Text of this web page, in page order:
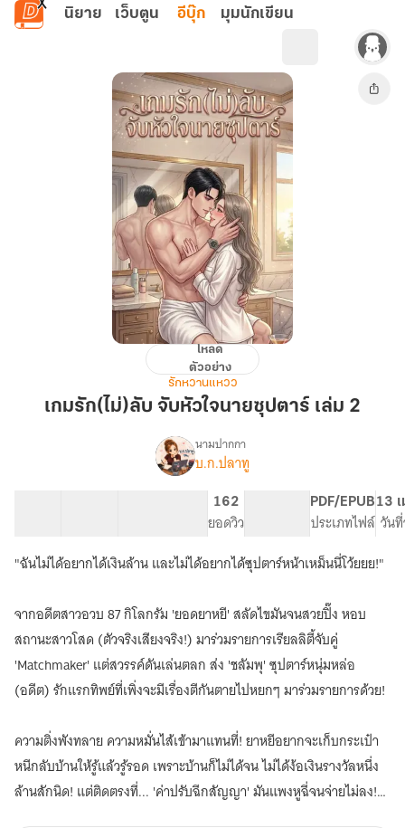
ข้ามไปยังเนื้อหาหลัก
นิยาย เว็บตูน อีบุ๊ก มุมนักเขียน
รัก(ไม่)ลับ
จับ
หัวใจ
โหลด
ตัวอย่าง
รักหวานแหวว
เกมรัก(ไม่)ลับ จับหัวใจนายซุปตาร์ เล่ม 2
เรื่อง
รัก(ไม่)ลับ
จับ
หัวใจ
นาย
ซุป
นามปากกา
บ.ก.ปลาทู
162
ยอดวิว
PDF/EPUB
ประเภทไฟล์
13
วัน
"ฉันไม่ได้อยากได้เงินล้าน และไม่ได้อยากได้ซุปตาร์หน้าเหม็นนี่โว้ยยย!"
จากอดีตสาวอวบ 87 กิโลกรัม 'ยอดยาหยี' สลัดไขมันจนสวยปิ๊ง หอบ
สถานะสาวโสด (ตัวจริงเสียงจริง!) มาร่วมรายการเรียลลิตี้จับคู่
'Matchmaker' แต่สวรรค์ดันเล่นตลก ส่ง 'ชลัมพุ' ซุปตาร์หนุ่มหล่อ
(อดีต) รักแรกทิพย์ที่เพิ่งจะมีเรื่องตีกันตายไปหยกๆ มาร่วมรายการด้วย!
ความติ่งพังทลาย ความหมั่นไส้เข้ามาแทนที่! ยาหยีอยากจะเก็บกระเป๋า
หนีกลับบ้านให้รู้แล้วรู้รอด เพราะบ้านก็ไม่ได้จน ไม่ได้ง้อเงินรางวัลหนึ่ง
ล้านสักนิด! แต่ติดตรงที่... 'ค่าปรับฉีกสัญญา' มันแพงหูฉี่จนจ่ายไม่ลง!